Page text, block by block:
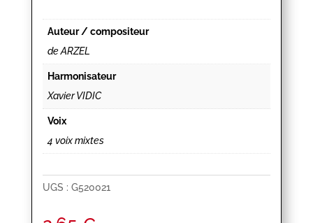
Auteur / compositeur
de ARZEL
Harmonisateur
Xavier VIDIC
Voix
4 voix mixtes
UGS : G520021